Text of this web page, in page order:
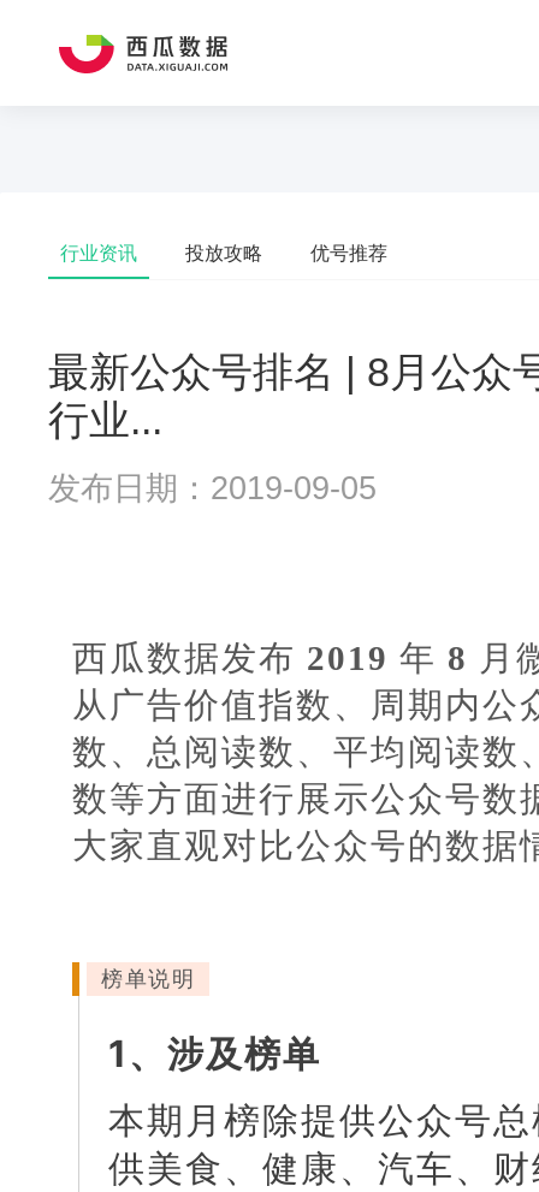
行业资讯 投放攻略 优号推荐
最新公众号排名 | 8月公众
行业...
发布日期：2019-09-05
西瓜数据发布 2019 年 8 月
从广告价值指数、周期内公
数、总阅读数、平均阅读数
数等方面进行展示公众号数
大家直观对比公众号的数据
榜单说明
1、涉及榜单
本期月榜除提供公众号
供美食、健康、汽车、